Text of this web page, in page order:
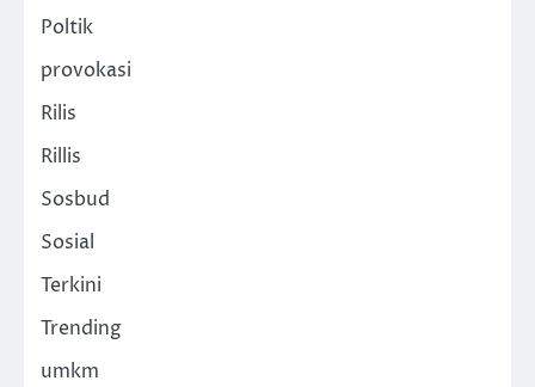
Poltik
provokasi
Rilis
Rillis
Sosbud
Sosial
Terkini
Trending
umkm